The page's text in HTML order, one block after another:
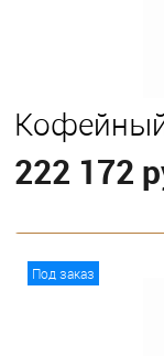
222 172
Под заказ